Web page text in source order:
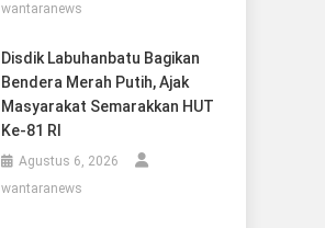
wantaranews
Disdik Labuhanbatu Bagikan
Bendera Merah Putih, Ajak
Masyarakat Semarakkan HUT
Ke-81 RI
Agustus 6, 2026
wantaranews